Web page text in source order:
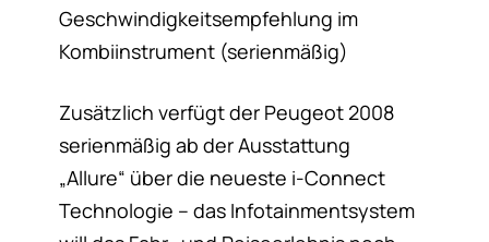
Geschwindigkeitsempfehlung im
Kombiinstrument (serienmäßig)
Zusätzlich verfügt der Peugeot 2008
serienmäßig ab der Ausstattung
„Allure“ über die neueste i-Connect
Technologie – das Infotainmentsystem